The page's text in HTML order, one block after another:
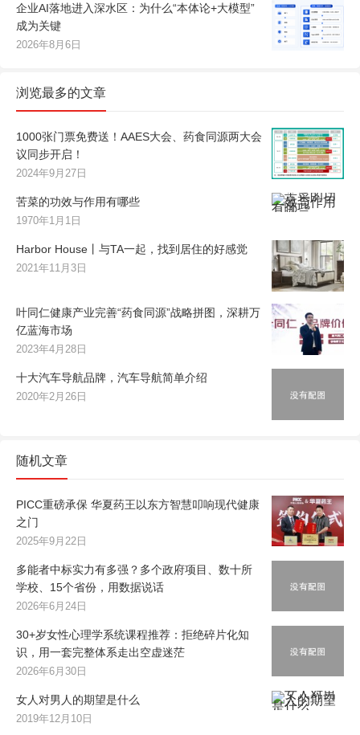
企业AI落地进入深水区：为什么“本体论+大模型”
成为关键
2026年8月6日
浏览最多的文章
1000张门票免费送！AAES大会、药食同源两大会
议同步开启！
2024年9月27日
苦菜的功效与作用有哪些
1970年1月1日
Harbor House丨与TA一起，找到居住的好感觉
2021年11月3日
叶同仁健康产业完善“药食同源”战略拼图，深耕万
亿蓝海市场
2023年4月28日
十大汽车导航品牌，汽车导航简单介绍
2020年2月26日
随机文章
PICC重磅承保 华夏药王以东方智慧叩响现代健康
之门
2025年9月22日
多能者中标实力有多强？多个政府项目、数十所
学校、15个省份，用数据说话
2026年6月24日
30+岁女性心理学系统课程推荐：拒绝碎片化知
识，用一套完整体系走出空虚迷茫
2026年6月30日
女人对男人的期望是什么
2019年12月10日